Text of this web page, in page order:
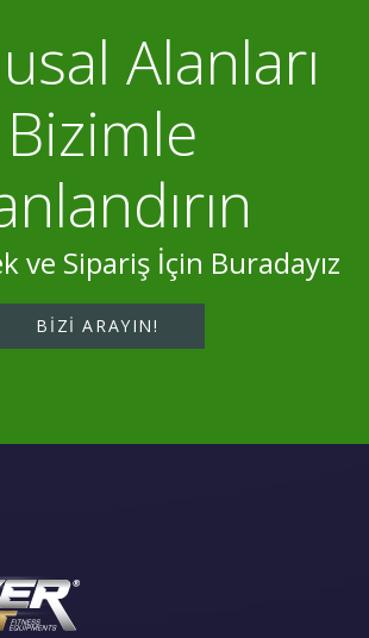
Alanları
Bizimle
ve Sipariş İçin Buradayız
BIZI ARAYIN!